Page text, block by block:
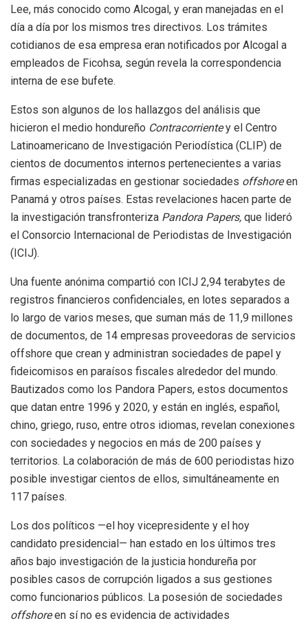
Lee, más conocido como Alcogal, y eran manejadas en el
día a día por los mismos tres directivos. Los trámites
cotidianos de esa empresa eran notificados por Alcogal a
empleados de Ficohsa, según revela la correspondencia
interna de ese bufete.
Estos son algunos de los hallazgos del análisis que
hicieron el medio hondureño Contracorrientey el Centro
Latinoamericano de Investigación Periodística (CLIP) de
cientos de documentos internos pertenecientes a varias
firmas especializadas en gestionar sociedades offshoreen
Panamá y otros países. Estas revelaciones hacen parte de
la investigación transfronteriza Pandora Papers, que lideró
el Consorcio Internacional de Periodistas de Investigación
(ICIJ).
Una fuente anónima compartió con ICIJ 2,94 terabytes de
registros financieros confidenciales, en lotes separados a
lo largo de varios meses, que suman más de 11,9 millones
de documentos, de 14 empresas proveedoras de servicios
offshore que crean y administran sociedades de papel y
fideicomisos en paraísos fiscales alrededor del mundo.
Bautizados como los Pandora Papers, estos documentos
que datan entre 1996 y 2020, y están en inglés, español,
chino, griego, ruso, entre otros idiomas, revelan conexiones
con sociedades y negocios en más de 200 países y
territorios. La colaboración de más de 600 periodistas hizo
posible investigar cientos de ellos, simultáneamente en
117 países.
Los dos políticos —el hoy vicepresidente y el hoy
candidato presidencial— han estado en los últimos tres
años bajo investigación de la justicia hondureña por
posibles casos de corrupción ligados a sus gestiones
como funcionarios públicos. La posesión de sociedades
offshoreen sí no es evidencia de actividades